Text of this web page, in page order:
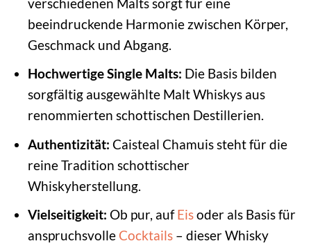
beeindruckende Harmonie zwischen Körper,
Geschmack und Abgang.
Hochwertige Single Malts: Die Basis bilden
sorgfältig ausgewählte Malt Whiskys aus
renommierten schottischen Destillerien.
Authentizität: Caisteal Chamuis steht für die
reine Tradition schottischer
Whiskyherstellung.
Vielseitigkeit: Ob pur, aufEisoder als Basis für
anspruchsvolle Cocktails– dieser Whisky